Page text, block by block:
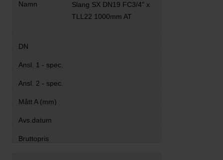
Slang SX DN19 FC3/4" x
TLL22 1000mm AT